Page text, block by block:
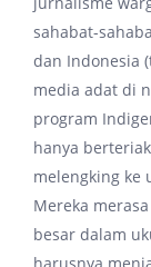
sahabat-
dan Indonesia
media adat di
program
hanya
melengking ke
Mereka
besar dalam